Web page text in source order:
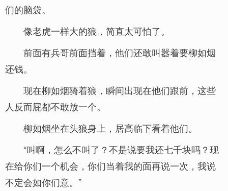
们的脑袋。
像老虎一样大的狼，简直太可怕了。
前面有兵哥前面挡着，他们还敢叫嚣着要柳如烟
还钱。
现在柳如烟骑着狼，瞬间出现在他们跟前，这些
人反而屁都不敢放一个。
柳如烟坐在头狼身上，居高临下看着他们。
“叫啊，怎么不叫了？不是说要我还七千块吗？现
在给你们一个机会，你们当着我的面再说一次，我说
不定会如你们意。”